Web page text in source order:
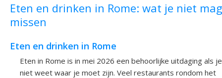
Eten en drinken in Rome: wat je niet mag
missen
Eten en drinken in Rome
Eten in Rome is in mei 2026 een behoorlijke uitdaging als je
niet weet waar je moet zijn. Veel restaurants rondom het